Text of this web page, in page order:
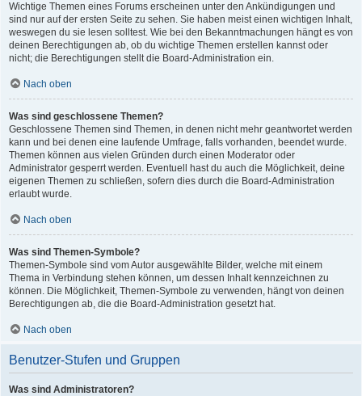
Wichtige Themen eines Forums erscheinen unter den Ankündigungen und
sind nur auf der ersten Seite zu sehen. Sie haben meist einen wichtigen Inhalt,
weswegen du sie lesen solltest. Wie bei den Bekanntmachungen hängt es von
deinen Berechtigungen ab, ob du wichtige Themen erstellen kannst oder
nicht; die Berechtigungen stellt die Board-Administration ein.
Nach oben
Was sind geschlossene Themen?
Geschlossene Themen sind Themen, in denen nicht mehr geantwortet werden
kann und bei denen eine laufende Umfrage, falls vorhanden, beendet wurde.
Themen können aus vielen Gründen durch einen Moderator oder
Administrator gesperrt werden. Eventuell hast du auch die Möglichkeit, deine
eigenen Themen zu schließen, sofern dies durch die Board-Administration
erlaubt wurde.
Nach oben
Was sind Themen-Symbole?
Themen-Symbole sind vom Autor ausgewählte Bilder, welche mit einem
Thema in Verbindung stehen können, um dessen Inhalt kennzeichnen zu
können. Die Möglichkeit, Themen-Symbole zu verwenden, hängt von deinen
Berechtigungen ab, die die Board-Administration gesetzt hat.
Nach oben
Benutzer-Stufen und Gruppen
Was sind Administratoren?